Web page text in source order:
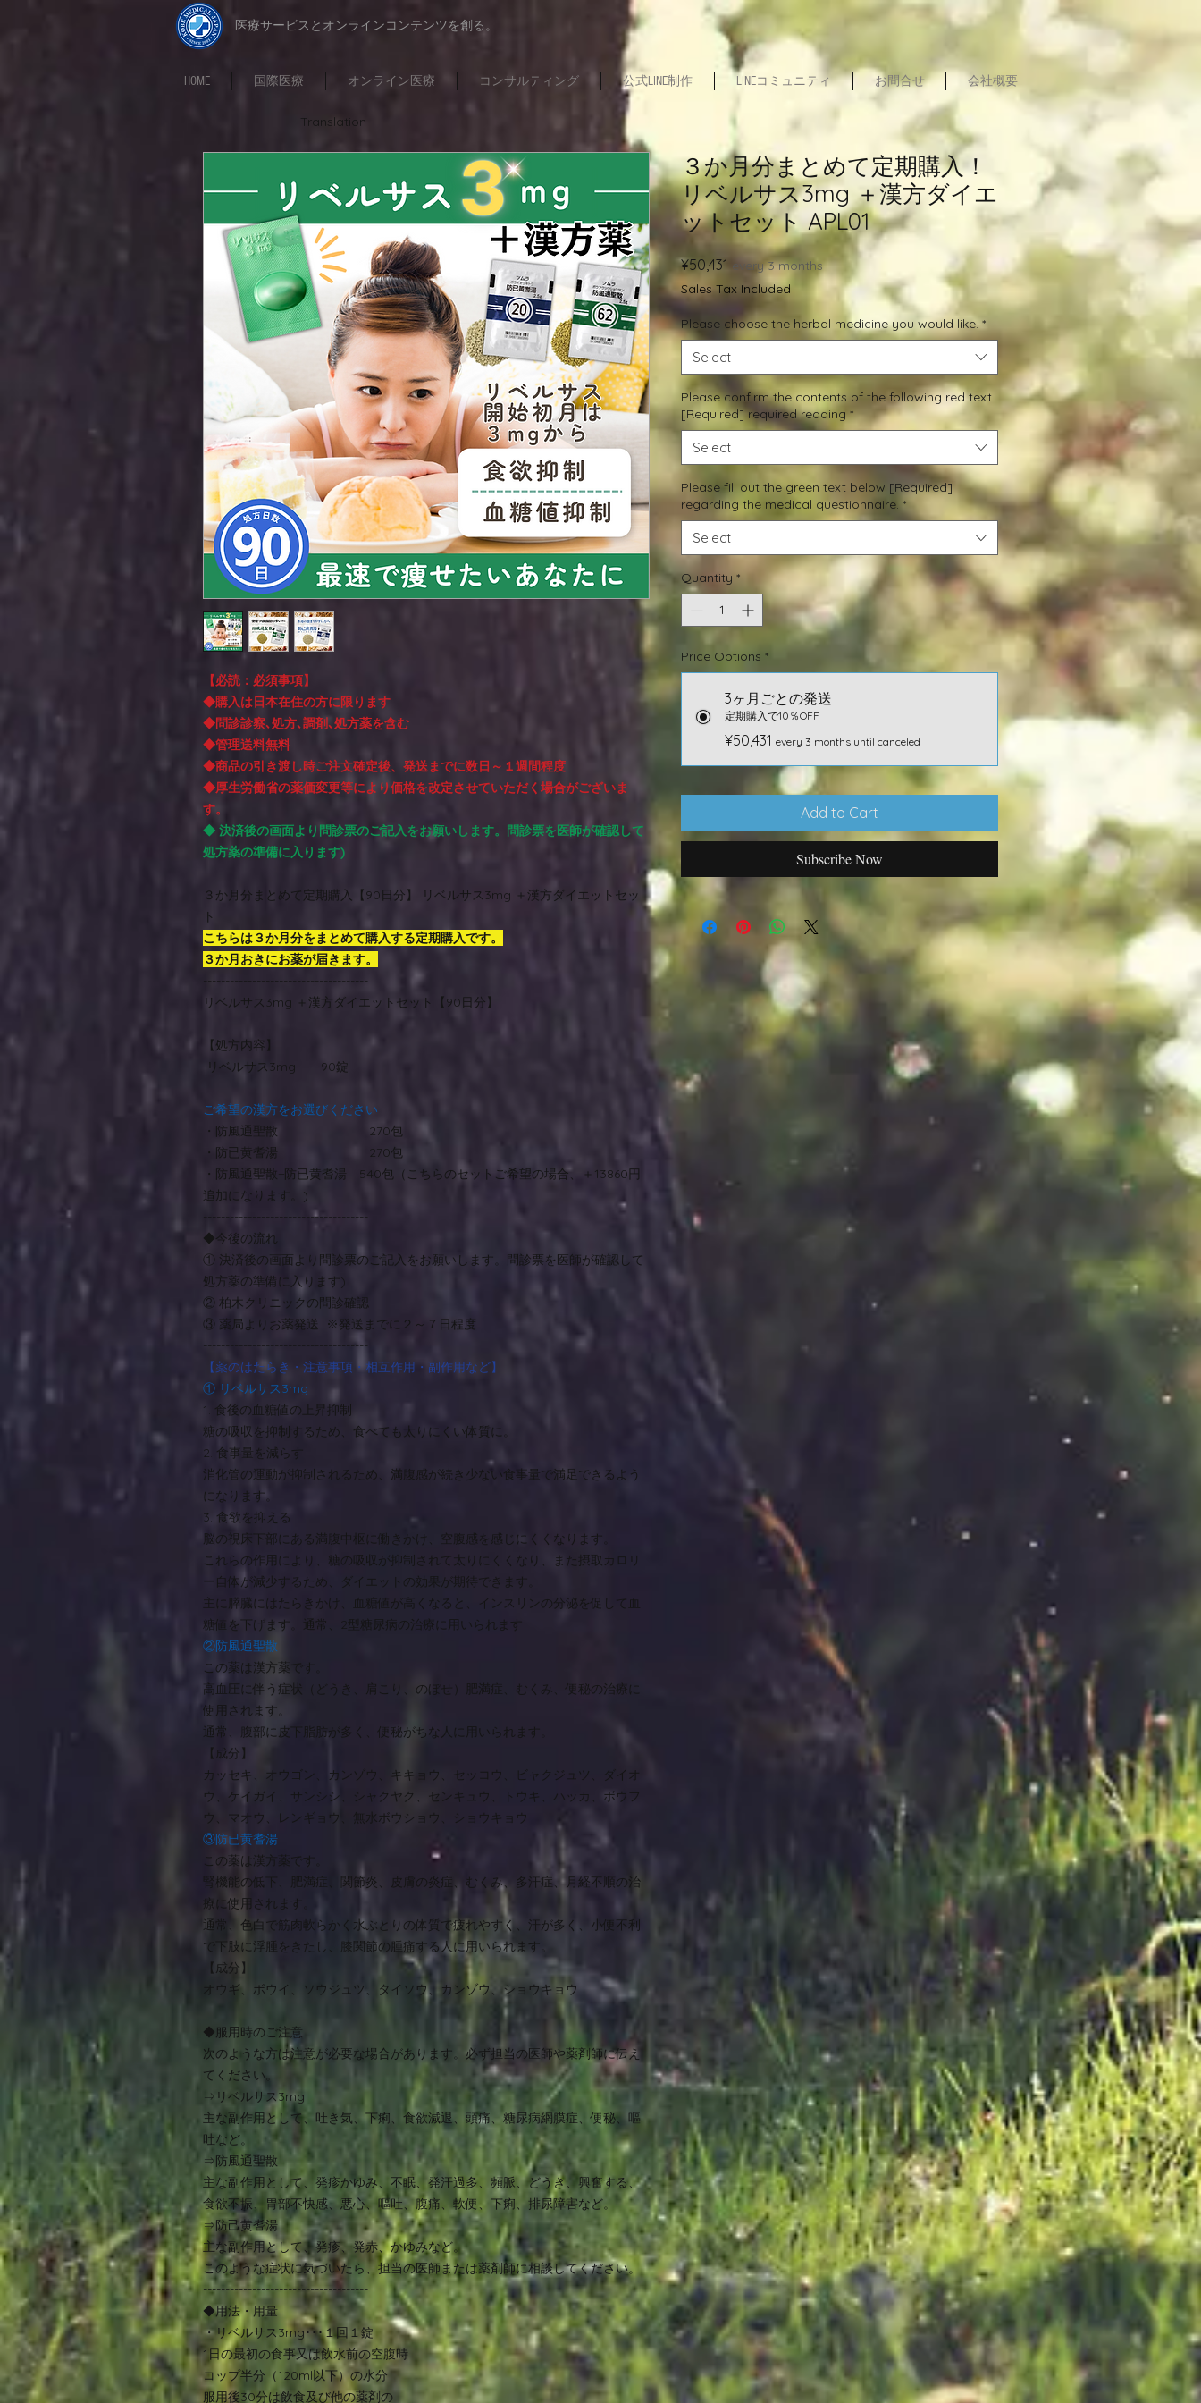
​医療サービスとオンラインコンテンツを創る。
HOME 国際医療 オンライン医療 コンサルティング 公式LINE制作 LINEコミュニティ お問合せ 会社概要
Translation
【必読：必須事項】
◆購入は日本在住の方に限ります
◆問診診察､処方､調剤､処方薬を含む
◆管理送料無料
◆商品の引き渡し時ご注文確定後、発送までに数日～１週間程度
◆厚生労働省の薬価変更等により価格を改定させていただく場合がございま
す。
◆ 決済後の画面より問診票のご記入をお願いします。問診票を医師が確認して
処方薬の準備に入ります)
３か月分まとめて定期購入【90日分】 リベルサス3mg ＋漢方ダイエットセッ
ト
こちらは３か月分をまとめて購入する定期購入です。
３か月おきにお薬が届きます。
-------------------------------------
リベルサス3mg ＋漢方ダイエットセット【90日分】
-------------------------------------
【処方内容】
リベルサス3mg 90錠
ご希望の漢方をお選びください
・防風通聖散 270包
・防已黄耆湯 270包
・防風通聖散+防已黄耆湯 540包（こちらのセットご希望の場合、＋13860円
追加になります。)
-------------------------------------
◆今後の流れ
① 決済後の画面より問診票のご記入をお願いします。問診票を医師が確認して
処方薬の準備に入ります)
② 柏木クリニックの問診確認
③ 薬局よりお薬発送 ※発送までに２～７日程度
-------------------------------------
【薬のはたらき・注意事項・相互作用・副作用など】
① リベルサス3mg
1. 食後の血糖値の上昇抑制
糖の吸収を抑制するため、食べても太りにくい体質に。
2. 食事量を減らす
消化管の運動が抑制されるため、満腹感が続き少ない食事量で満足できるよう
になります。
3. 食欲を抑える
脳の視床下部にある満腹中枢に働きかけ、空腹感を感じにくくなります。
これらの作用により、糖の吸収が抑制されて太りにくくなり、また摂取カロリ
ー自体が減少するため、ダイエットの効果が期待できます。
主に膵臓にはたらきかけ、血糖値が高くなると、インスリンの分泌を促して血
糖値を下げます。通常、2型糖尿病の治療に用いられます
②防風通聖散
この薬は漢方薬です。
高血圧に伴う症状（どうき、肩こり、のぼせ）肥満症、むくみ、便秘の治療に
使用されます。
通常、腹部に皮下脂肪が多く、便秘がちな人に用いられます。
【成分】
カッセキ、オウゴン、カンゾウ、キキョウ、セッコウ、ビャクジュツ、ダイオ
ウ、ケイガイ、サンシシ、シャクヤク、センキュウ、トウキ、ハッカ、ボウフ
ウ、マオウ、レンギョウ、無水ボウショウ、ショウキョウ
③防已黄耆湯
この薬は漢方薬です。
腎機能の低下、肥満症、関節炎、皮膚の炎症、むくみ、多汗症、月経不順の治
療に使用されます。
通常、色白で筋肉軟らかく水ぶとりの体質で疲れやすく、汗が多く、小便不利
で下肢に浮腫をきたし、膝関節の腫痛する人に用いられます。
【成分】
オウギ、ボウイ、ソウジュツ、タイソウ、カンゾウ、ショウキョウ
-------------------------------------
◆服用時のご注意
次のような方は注意が必要な場合があります。必ず担当の医師や薬剤師に伝え
てください。
⇒リベルサス3mg
主な副作用として、吐き気、下痢、食欲減退、頭痛、糖尿病網膜症、便秘、嘔
吐など。
⇒防風通聖散
主な副作用として、発疹かゆみ、不眠、発汗過多、頻脈、どうき、興奮する、
食欲不振、胃部不快感、悪心、嘔吐、腹痛、軟便、下痢、排尿障害など。
⇒防己黄耆湯
主な副作用として、発疹、発赤、かゆみなど。
このような症状に気づいたら、担当の医師または薬剤師に相談してください。
-------------------------------------
◆用法・用量
・リベルサス3mg･･･１回１錠
1日の最初の食事又は飲水前の空腹時
コップ半分（120ml以下）の水分
服用後30分は飲食及び他の薬剤の
３か月分まとめて定期購入！
リベルサス3mg ＋漢方ダイエ
ットセット APL01
¥50,431 Price
every 3 months
Sales Tax Included
Please choose the herbal medicine you would like. *
Select
Please confirm the contents of the following red text
[Required] required reading *
Select
Please fill out the green text below [Required]
regarding the medical questionnaire. *
Select
Quantity *
Price Options *
3ヶ月ごとの発送
定期購入で10％OFF
¥50,431 every 3 months until canceled
Add to Cart
Subscribe Now